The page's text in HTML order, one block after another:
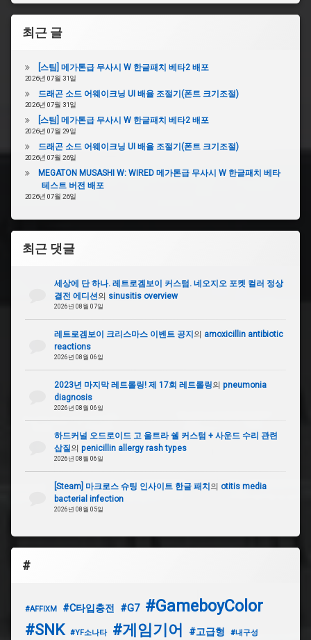
최근 글
[스팀] 메가톤급 무사시 W 한글패치 베타2 배포
2026년 07월 31일
드래곤 소드 어웨이크닝 UI 배율 조절기(폰트 크기조절)
2026년 07월 31일
[스팀] 메가톤급 무사시 W 한글패치 베타2 배포
2026년 07월 29일
드래곤 소드 어웨이크닝 UI 배율 조절기(폰트 크기조절)
2026년 07월 26일
MEGATON MUSASHI W: WIRED 메가톤급 무사시 W 한글패치 베타
테스트 버전 배포
2026년 07월 26일
최근 댓글
세상에 단 하나. 레트로겜보이 커스텀. 네오지오 포켓 컬러 정상
결전 에디션의 sinusitis overview
2026년 08월 07일
레트로겜보이 크리스마스 이벤트 공지 의 amoxicillin antibiotic
reactions
2026년 08월 06일
2023년 마지막 레트롤링! 제 17회 레트롤링의 pneumonia
diagnosis
2026년 08월 06일
하드커널 오드로이드 고 울트라 쉘 커스텀 + 사운드 수리 관련
삽질의 penicillin allergy rash types
2026년 08월 06일
[Steam] 마크로스 슈팅 인사이트 한글 패치 의 otitis media
bacterial infection
2026년 08월 05일
#
#AFFIXM #C타입충전 #G7 #GameboyColor
#SNK #YF소나타 #게임기어 #고급형
#내구성